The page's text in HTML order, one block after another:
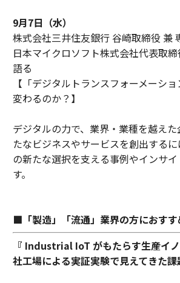
9月7日（水）
株式会社三井住友銀行 谷崎取締役 兼
日本マイクロソフト株式会社代表取
語る
【「デジタルトランスフォーメーシ
変わるのか？】
デジタルの力で、業界・業種を越え
たなビジネスやサービスを創出する
の新たな選択を支える事例やインサ
す。
■「製造」「流通」業界の方におす
『 Industrial IoT がもたらす生産イ
社工場による実証実験で見えてきた